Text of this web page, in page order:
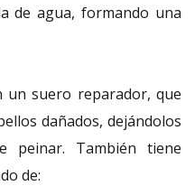
de agua, formando una
un suero reparador, que
dañados, dejándolos
peinar. También tiene
de: